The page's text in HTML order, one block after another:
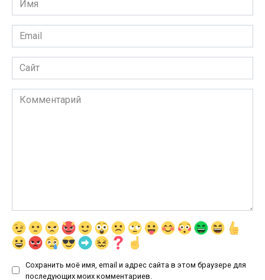
*
Email
*
Сайт
Комментарий
Сохранить моё имя, email и адрес сайта в этом браузере для
последующих моих комментариев.